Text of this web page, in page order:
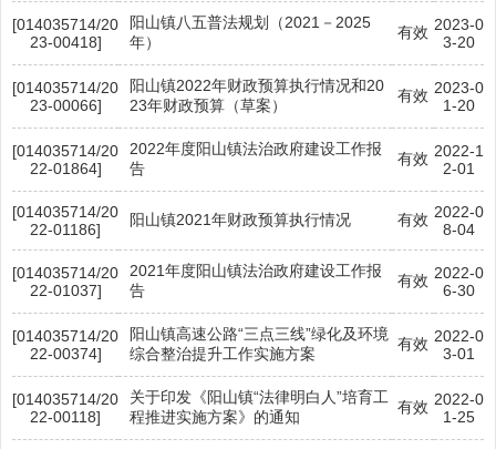
[014035714/20
23-00418]
阳山镇八五普法规划（2021－2025
年）
有效 2023-0
3-20
[014035714/20
23-00066]
阳山镇2022年财政预算执行情况和20
23年财政预算（草案）
有效 2023-0
1-20
[014035714/20
22-01864]
2022年度阳山镇法治政府建设工作报
告
有效 2022-1
2-01
[014035714/20
22-01186]
阳山镇2021年财政预算执行情况 有效 2022-0
8-04
[014035714/20
22-01037]
2021年度阳山镇法治政府建设工作报
告
有效 2022-0
6-30
[014035714/20
22-00374]
阳山镇高速公路“三点三线”绿化及环境
综合整治提升工作实施方案
有效 2022-0
3-01
[014035714/20
22-00118]
关于印发《阳山镇“法律明白人”培育工
程推进实施方案》的通知
有效 2022-0
1-25